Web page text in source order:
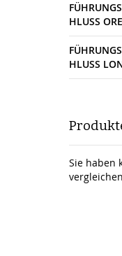
HLUSS
HLUSS
Sie haben